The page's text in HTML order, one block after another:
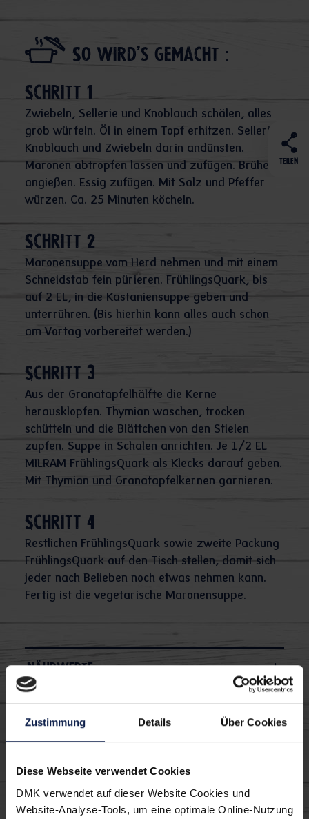
Zustimmung Details Über Cookies
Diese Webseite verwendet Cookies
DMK verwendet auf dieser Website Cookies und
Website-Analyse-Tools, um eine optimale Online-Nutzung
TEILEN
So wird's gemacht :
Schritt 1
Zwiebeln, Sellerie und Knoblauch schälen, alles
grob würfeln. Öl in einem Topf erhitzen. Sellerie,
Knoblauch und Zwiebeln darin andünsten.
Maronen abtropfen lassen und zufügen. Brühe
angießen. Essig zufügen. Mit Salz und Pfeffer
würzen. Ca. 25 Minuten köcheln.
Schritt 2
Maronensuppe vom Herd nehmen und mit einem
Schneidstab fein pürieren. FrühlingsQuark, bis
auf 2 EL, in die Kastaniensuppe geben und
unterrühren. (Bis hierhin kann alles auch schon
am Vortag vorbereitet werden.)
Schritt 3
Aus der Granatapfelhälfte die Kerne
herausklopfen. Thymian waschen, trocken
schütteln und die Blättchen von den Stielen
zupfen. Suppe in Schalen anrichten. Je 1/2 EL
MILRAM FrühlingsQuark als Klecks darauf geben.
Mit Thymian und Granatapfelkernen garnieren.
Schritt 4
Restlichen FrühlingsQuark sowie zweite Packung
FrühlingsQuark auf den Tisch stellen, damit sich
jeder nach Belieben noch etwas nehmen kann.
Fertig ist die vegetarische Maronensuppe.
Nährwerte
Macht's euch einfach
lecker:
Vorspeise Abendessen Winter